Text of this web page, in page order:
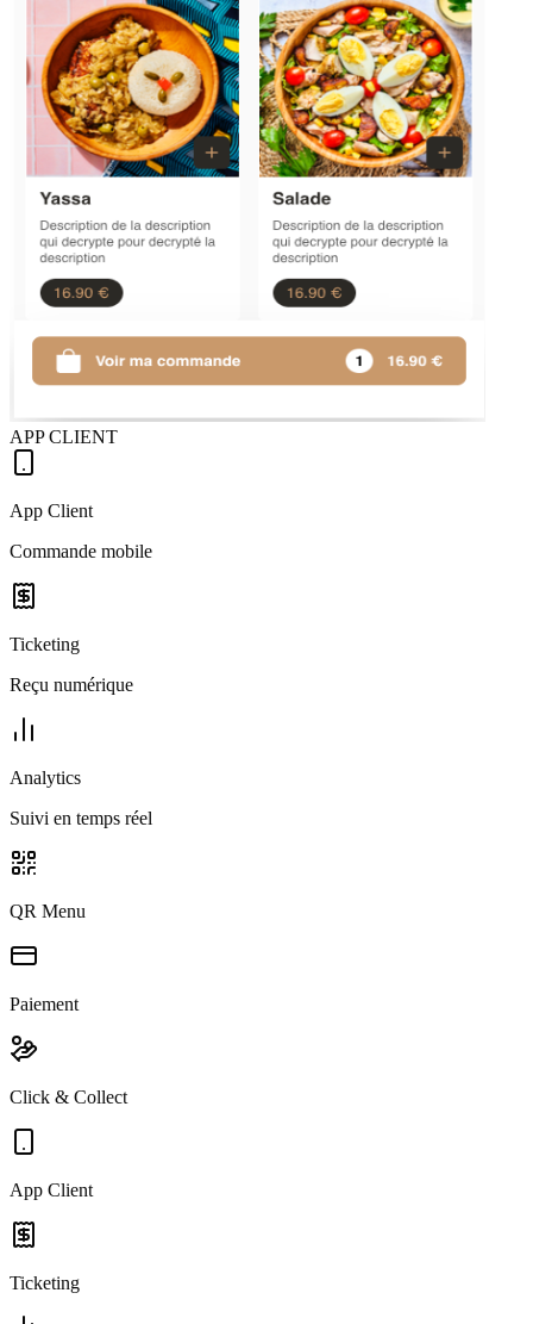
APP CLIENT
App Client
Commande mobile
Ticketing
Reçu numérique
Analytics
Suivi en temps réel
QR Menu
Paiement
Click & Collect
App Client
Ticketing